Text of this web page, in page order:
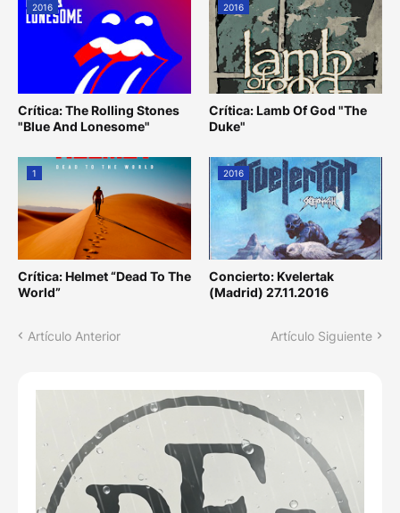
2016
Crítica: The Rolling Stones
"Blue And Lonesome"
2016
Crítica: Lamb Of God "The
Duke"
1
Crítica: Helmet “Dead To The
World”
2016
Concierto: Kvelertak
(Madrid) 27.11.2016
Artículo Anterior Artículo Siguiente